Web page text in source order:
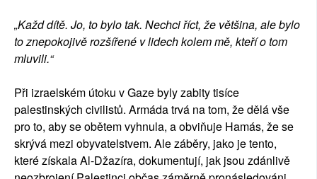
„Každ dítě. Jo, to bylo tak. Nechci říct, že většina, ale bylo
to znepokojivě rozšířené v lidech kolem mě, kteří o tom
mluvili.“
Při izraelském útoku v Gaze byly zabity tisíce
palestinských civilistů. Armáda trvá na tom, že dělá vše
pro to, aby se obětem vyhnula, a obviňuje Hamás, že se
skrývá mezi obyvatelstvem. Ale záběry, jako je tento,
které získala Al-Džazíra, dokumentují, jak jsou zdánlivě